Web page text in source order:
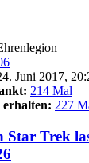
Juni 2017,
214 Mal
erhalten: 227
Trek